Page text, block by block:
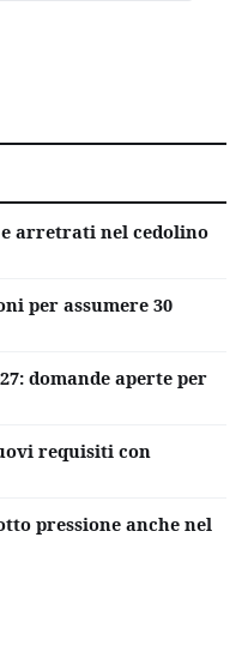
arretrati nel cedolino
per assumere 30
domande aperte per
requisiti con
pressione anche nel